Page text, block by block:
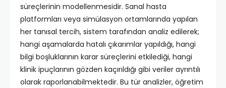
süreçlerinin modellenmesidir. Sanal hasta
platformları veya simülasyon ortamlarında yapılan
her tanısal tercih, sistem tarafından analiz edilerek;
hangi aşamalarda hatalı çıkarımlar yapıldığı, hangi
bilgi boşluklarının karar süreçlerini etkilediği, hangi
klinik ipuçlarının gözden kaçırıldığı gibi veriler ayrıntılı
olarak raporlanabilmektedir. Bu tür analizler, öğretim